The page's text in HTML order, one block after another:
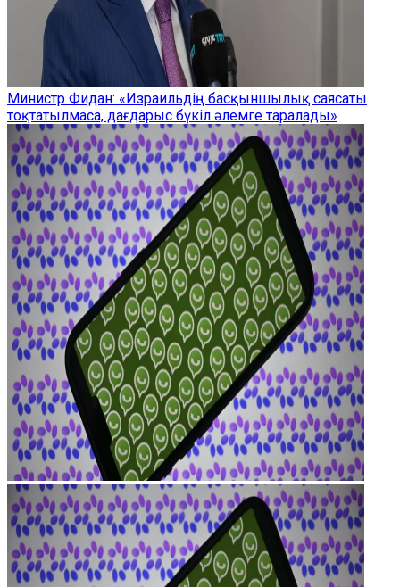
Министр Фидан: «Израильдің басқыншылық саясаты
тоқтатылмаса, дағдарыс бүкіл әлемге таралады»